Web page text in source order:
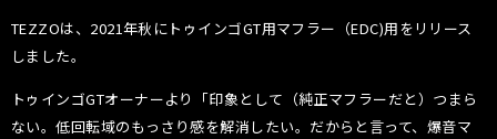
TEZZOは、2021年秋にトゥインゴGT用マフラー（EDC)用をリリース
しました。
トゥインゴGTオーナーより「印象として（純正マフラーだと）つまら
ない。低回転域のもっさり感を解消したい。だからと言って、爆音マ